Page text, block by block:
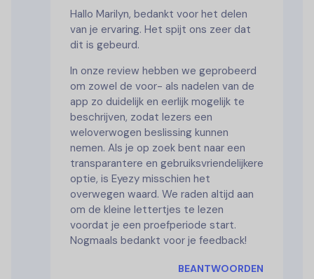
Hallo Marilyn, bedankt voor het delen
van je ervaring. Het spijt ons zeer dat
dit is gebeurd.
In onze review hebben we geprobeerd
om zowel de voor- als nadelen van de
app zo duidelijk en eerlijk mogelijk te
beschrijven, zodat lezers een
weloverwogen beslissing kunnen
nemen. Als je op zoek bent naar een
transparantere en gebruiksvriendelijkere
optie, is Eyezy misschien het
overwegen waard. We raden altijd aan
om de kleine lettertjes te lezen
voordat je een proefperiode start.
Nogmaals bedankt voor je feedback!
BEANTWOORDEN